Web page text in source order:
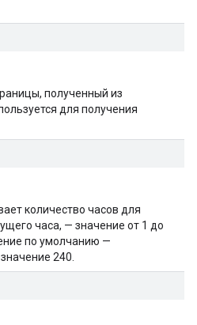
полученный из
для получения
количество часов для
часа, — значение от 1 до
по умолчанию —
240.